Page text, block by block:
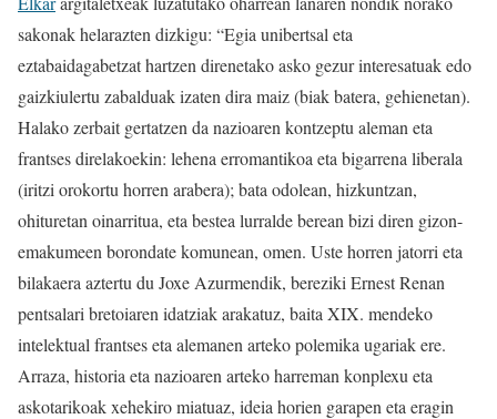
sakonak helarazten dizkigu: “Egia unibertsal eta
eztabaidagabetzat hartzen direnetako asko gezur interesatuak edo
gaizkiulertu zabalduak izaten dira maiz (biak batera, gehienetan).
Halako zerbait gertatzen da nazioaren kontzeptu aleman eta
frantses direlakoekin: lehena erromantikoa eta bigarrena liberala
(iritzi orokortu horren arabera); bata odolean, hizkuntzan,
ohituretan oinarritua, eta bestea lurralde berean bizi diren gizon-
emakumeen borondate komunean, omen. Uste horren jatorri eta
bilakaera aztertu du Joxe Azurmendik, bereziki Ernest Renan
pentsalari bretoiaren idatziak arakatuz, baita XIX. mendeko
intelektual frantses eta alemanen arteko polemika ugariak ere.
Arraza, historia eta nazioaren arteko harreman konplexu eta
askotarikoak xehekiro miatuaz, ideia horien garapen eta eragin